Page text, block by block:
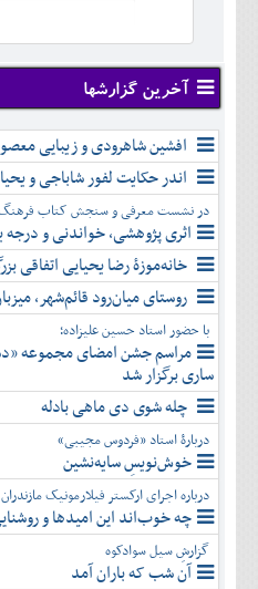
دی
بهمن
اسفند
آبان
آذر
دی
بهمن
اسفند
شهريور
مهر
آبان
آذر
دی
بهمن
اسفند
تير
مرداد
شهريور
مهر
آبان
آذر
دی
بهمن
اسفند
آخرین گزارشها
افشین شاهرودی و زیبایی
اندر حکایت لفور شاباجی و
در نشست معرفی و سنجش کتاب فرهنگ
اثری پژوهشی، خواندنی و
خانه‌موزۀ رضا یحیایی اتفاقی
روستای میان‌رود قائم‌شهر،
با حضور استاد حسین علیزاده؛
مراسم جشن امضای مجموعه
ساری برگزار شد
چله شوی دی ماهی بادله
دربارۀ استاد «فردوس مجیبی»
خوش‌نویسِ سایه‌نشین
درباره اجرای ارکستر فیلارمونیک
چه خوب‌اند این امیدها و
گزارشِ سیل سوادکوه
آن شب که باران آمد